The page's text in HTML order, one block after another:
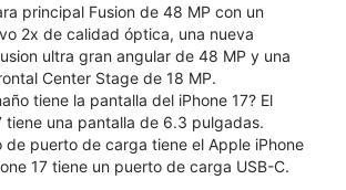
principal Fusion de 48 MP con un
2x de calidad óptica, una nueva
ultra gran angular de 48 MP y una
Center Stage de 18 MP.
tiene la pantalla del iPhone 17? El
tiene una pantalla de 6.3 pulgadas.
de puerto de carga tiene el Apple iPhone
17 tiene un puerto de carga USB-C.